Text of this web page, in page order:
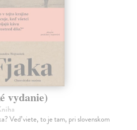
vydanie)
Veď viete, to je tam, pri slovenskom